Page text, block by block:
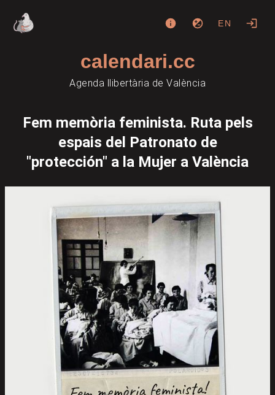
EN
calendari.cc
Agenda llibertària de València
Fem memòria feminista. Ruta pels
espais del Patronato de
"protección" a la Mujer a València